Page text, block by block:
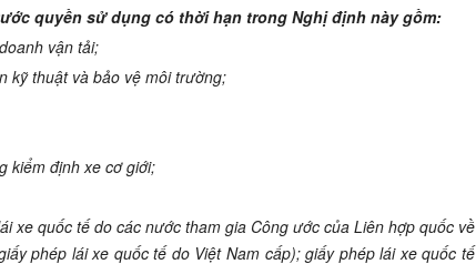
quyền sử dụng có thời hạn trong Nghị định này gồm:
vận tải;
kỹ thuật và bảo vệ môi trường;
kiểm định xe cơ giới;
xe quốc tế do các nước tham gia Công ước của Liên hợp quốc về
phép lái xe quốc tế do Việt Nam cấp); giấy phép lái xe quốc tế